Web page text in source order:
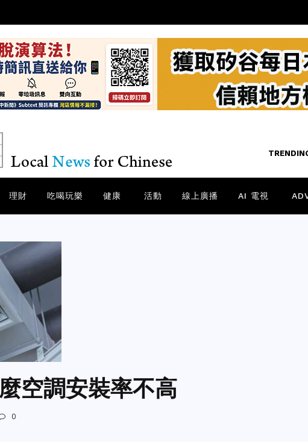
TRENDING /
理財 吃喝玩樂 健康 活動 線上廣播 AI 電視
空調安裝率不高
0